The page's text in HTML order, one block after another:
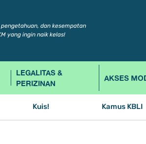
dan kesempatan
yang ingin naik kelas!
LEGALITAS &
PERIZINAN
AKSES
Kuis! Kamus KBLI